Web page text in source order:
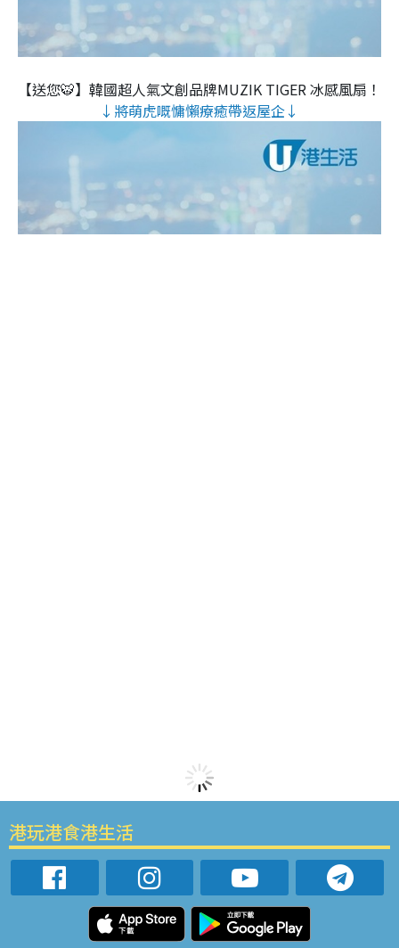
【送您🐯】韓國超人氣文創品牌MUZIK TIGER 冰感風扇！
↓將萌虎嘅慵懶療癒帶返屋企↓
港玩港食港生活